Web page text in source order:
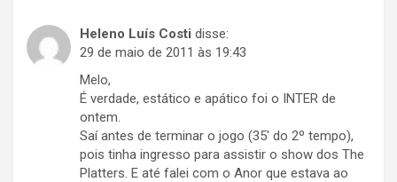
Heleno Luís Costi disse:
29 de maio de 2011 às 19:43
Melo,
É verdade, estático e apático foi o INTER de
ontem.
Saí antes de terminar o jogo (35′ do 2º tempo),
pois tinha ingresso para assistir o show dos The
Platters. E até falei com o Anor que estava ao